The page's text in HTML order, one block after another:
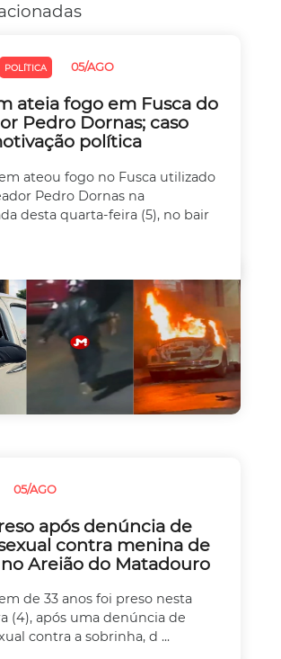
POLÍTICA 05/AGO
ateia fogo em Fusca do
Pedro Dornas; caso
política
ateou fogo no Fusca utilizado
Pedro Dornas na
desta quarta-feira (5), no bair
05/AGO
após denúncia de
contra menina de
Areião do Matadouro
de 33 anos foi preso nesta
(4), após uma denúncia de
contra a sobrinha, d ...